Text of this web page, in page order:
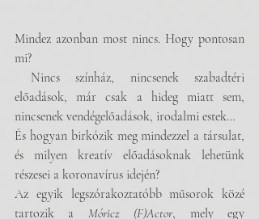
Mindez azonban most nincs. Hogy pontosan
mi?
előadások, már csak a hideg miatt sem,
nincsenek vendégelőadások, irodalmi estek…
És hogyan birkózik meg mindezzel a társulat,
és milyen kreatív előadásoknak lehetünk
részesei a koronavírus idején?
Az egyik legszórakoztatóbb műsorok közé
tartozik a Móricz (F)Actor, mely egy